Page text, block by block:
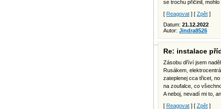
se trochu přičinil,
[ Reagovat ] [ Zpět ]
Datum: 21.12.2022
Autor: Jindra8526
Re: instalace
Zásobu dříví jsem
Rusákem,
zateplenej cca třicet,
na zoufalce, co
A neboj, nevadí mi to,
[ Reagovat ] [ Zpět ]